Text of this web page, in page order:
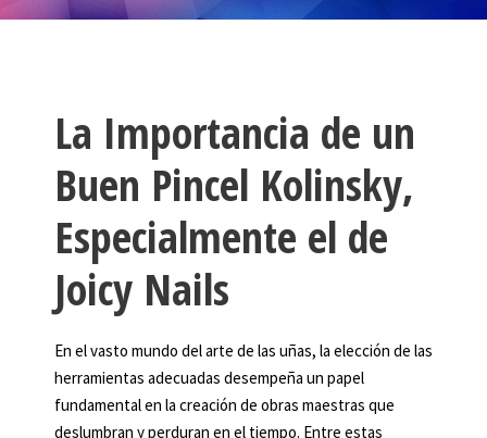
La Importancia de un
Buen Pincel Kolinsky,
Especialmente el de
Joicy Nails
En el vasto mundo del arte de las uñas, la elección de las
herramientas adecuadas desempeña un papel
fundamental en la creación de obras maestras que
deslumbran y perduran en el tiempo. Entre estas